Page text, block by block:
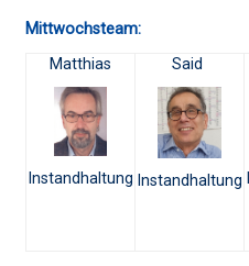
Mittwochsteam:
Matthias
Instandhaltung
Said
Instandhaltung